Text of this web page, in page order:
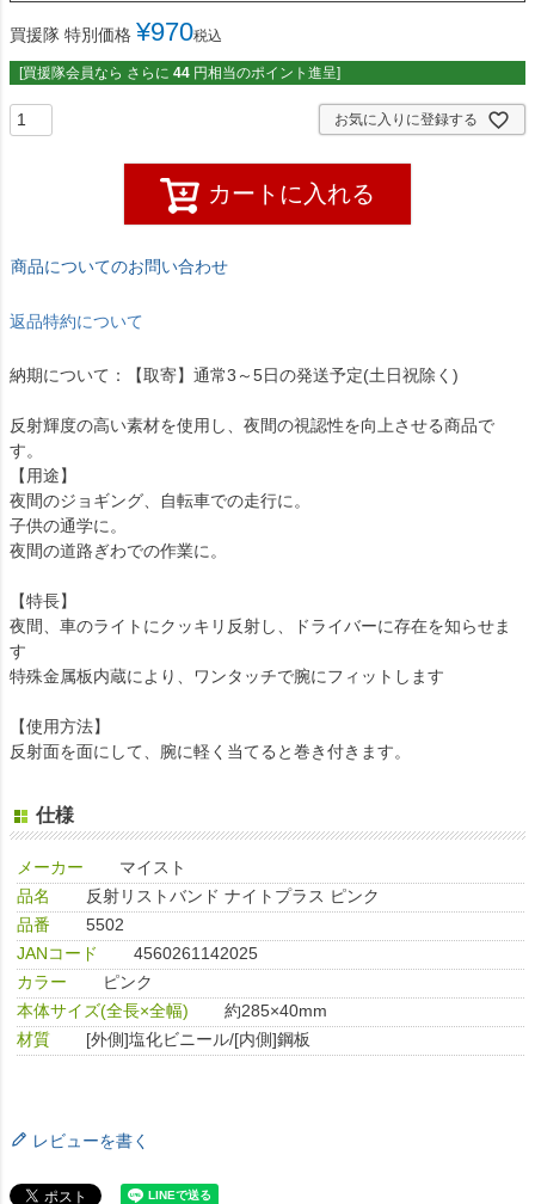
買援隊 特別価格 ¥970税込
[買援隊会員なら さらに 44 円相当のポイント進呈]
お気に入りに登録する
カートに入れる
商品についてのお問い合わせ
返品特約について
納期について：【取寄】通常3～5日の発送予定(土日祝除く)
反射輝度の高い素材を使用し、夜間の視認性を向上させる商品で
す。
【用途】
夜間のジョギング、自転車での走行に。
子供の通学に。
夜間の道路ぎわでの作業に。
【特長】
夜間、車のライトにクッキリ反射し、ドライバーに存在を知らせま
す
特殊金属板内蔵により、ワンタッチで腕にフィットします
【使用方法】
反射面を面にして、腕に軽く当てると巻き付きます。
仕様
メーカー
マイスト
品名
反射リストバンド ナイトプラス ピンク
品番
5502
JANコード
4560261142025
カラー
ピンク
本体サイズ(全長×全幅)
約285×40mm
材質
[外側]塩化ビニール/[内側]鋼板
レビューを書く